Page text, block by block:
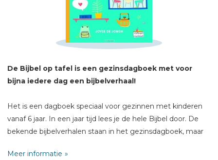
De Bijbel op tafel is een gezinsdagboek met voor
bijna iedere dag een bijbelverhaal!
Het is een dagboek speciaal voor gezinnen met kinderen
vanaf 6 jaar. In een jaar tijd lees je de hele Bijbel door. De
bekende bijbelverhalen staan in het gezinsdagboek, maar
gemakkelijke taal. Ieder verhaal is aangevuld met een
Meer informatie
Schrijf hieronder je review!
E-mail *
Titel *